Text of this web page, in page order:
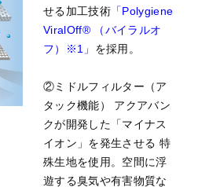
せる加⼯技術 「Polygiene
ViralOff® （バイラルオ
フ）※1」 を採⽤。
②ミドルフィルター（ア
タック機能） アクアバン
クが開発した「マイナス
イオン」を発生させる 特
殊生地を使用。空間に浮
遊する臭気や有害物質な